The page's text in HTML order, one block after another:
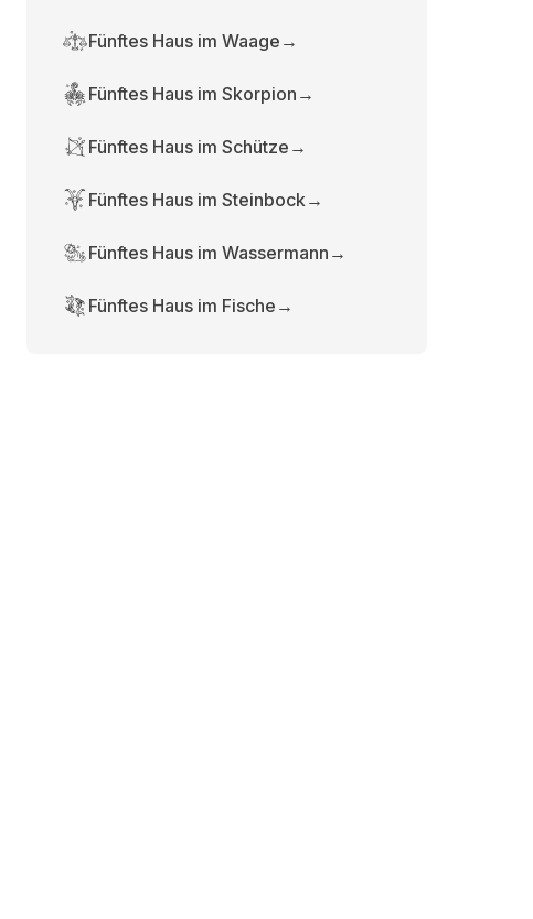
Fünftes Haus im Waage →
Fünftes Haus im Skorpion →
Fünftes Haus im Schütze →
Fünftes Haus im Steinbock→
Fünftes Haus im Wassermann →
Fünftes Haus im Fische →